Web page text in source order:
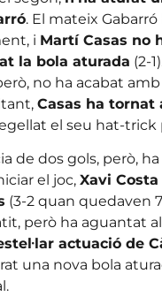
. El mateix
i Martí Casas no
la bola aturada (2-
no ha acabat
Casas ha tornat
el seu hat-trick
de dos gols, però,
el joc, Xavi
(3-2 quan quedaven
però ha aguantat
actuació de
una nova bola